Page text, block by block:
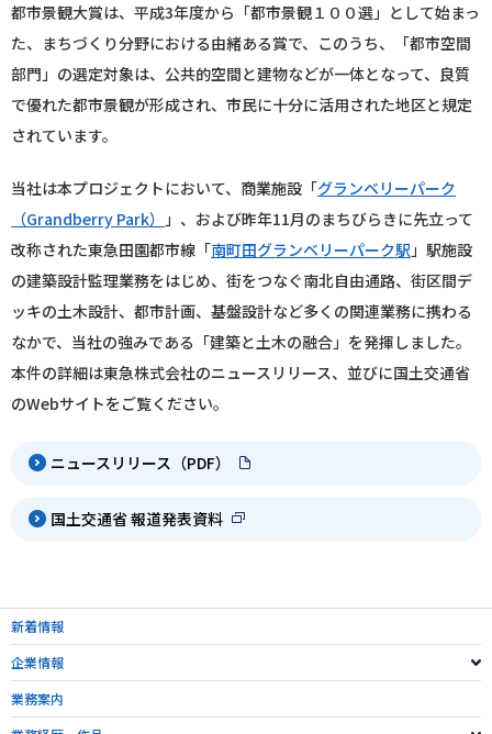
都市景観大賞は、平成3年度から「都市景観１００選」として始まっ
た、まちづくり分野における由緒ある賞で、このうち、「都市空間
部門」の選定対象は、公共的空間と建物などが一体となって、良質
で優れた都市景観が形成され、市民に十分に活用された地区と規定
されています。
当社は本プロジェクトにおいて、商業施設「グランベリーパーク
（Grandberry Park） 」、および昨年11月のまちびらきに先立って
改称された東急田園都市線「南町田グランベリーパーク駅」駅施設
の建築設計監理業務をはじめ、街をつなぐ南北自由通路、街区間デ
ッキの土木設計、都市計画、基盤設計など多くの関連業務に携わる
なかで、当社の強みである「建築と土木の融合」を発揮しました。
本件の詳細は東急株式会社のニュースリリース、並びに国土交通省
のWebサイトをご覧ください。
ニュースリリース（PDF）
国土交通省 報道発表資料
新着情報
企業情報
業務案内